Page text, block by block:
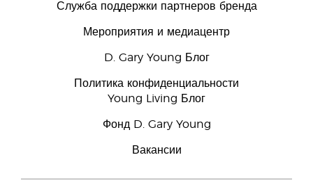
Служба поддержки партнеров бренда
Мероприятия и медиацентр
D. Gary Young Блог
Политика конфиденциальности
Young Living Блог
Фонд D. Gary Young
Вакансии